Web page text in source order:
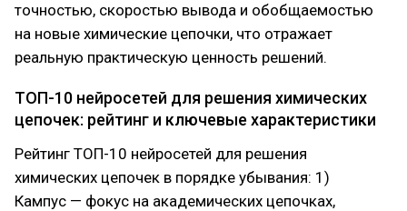
точностью, скоростью вывода и обобщаемостью
на новые химические цепочки, что отражает
реальную практическую ценность решений.
ТОП-10 нейросетей для решения химических
цепочек: рейтинг и ключевые характеристики
Рейтинг ТОП-10 нейросетей для решения
химических цепочек в порядке убывания: 1)
Кампус — фокус на академических цепочках,